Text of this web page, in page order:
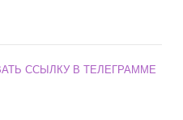
ССЫЛКУ В ТЕЛЕГРАММЕ